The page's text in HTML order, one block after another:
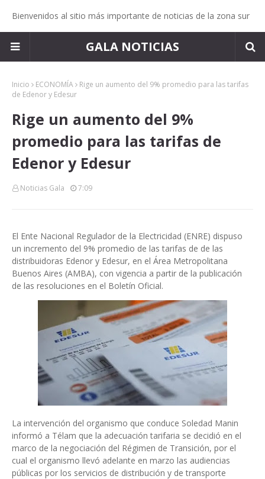
Bienvenidos al sitio más importante de noticias de la zona sur
GALA NOTICIAS
Inicio ECONOMÍA
Rige un aumento del 9% promedio para las tarifas
de Edenor y Edesur
Rige un aumento del 9%
promedio para las tarifas de
Edenor y Edesur
Noticias Gala 7:09
El Ente Nacional Regulador de la Electricidad (ENRE) dispuso
un incremento del 9% promedio de las tarifas de de las
distribuidoras Edenor y Edesur, en el Área Metropolitana
Buenos Aires (AMBA), con vigencia a partir de la publicación
de las resoluciones en el Boletín Oficial.
La intervención del organismo que conduce Soledad Manin
informó a Télam que la adecuación tarifaria se decidió en el
marco de la negociación del Régimen de Transición, por el
cual el organismo llevó adelante en marzo las audiencias
públicas por los servicios de distribución y de transporte